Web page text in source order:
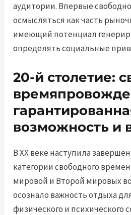
аудитории. Впервые
осмысляться как часть
имеющий потенциал
определять социальные
20-й столетие:
возможность и
В XX веке наступила
категории свободного
мировой и Второй мировых
осознало важность отдыха
физического и психического